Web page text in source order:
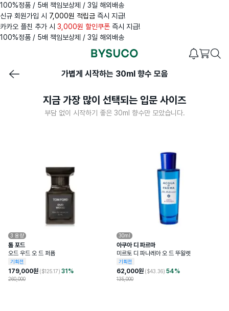
100%정품 / 5배 책임보상제 / 3일 해외배송
신규 회원가입 시 7,000원 적립금 즉시 지급!
카카오 플친 추가 시 3,000원 할인쿠폰 즉시 지급!
100%정품 / 5배 책임보상제 / 3일 해외배송
가볍게 시작하는 30ml 향수 모음
지금 가장 많이 선택되는 입문 사이즈
부담 없이 시작하기 좋은 30ml 향수만 모았습니다.
3 용량
톰 포드
오드 우드 오 드 퍼퓸
기획전
179,000원 ($125.17) 31 %
260,000
30ml
아쿠아 디 파르마
미르토 디 파나레아 오 드 뚜왈렛
기획전
62,000원 ($43.36) 54%
135,000